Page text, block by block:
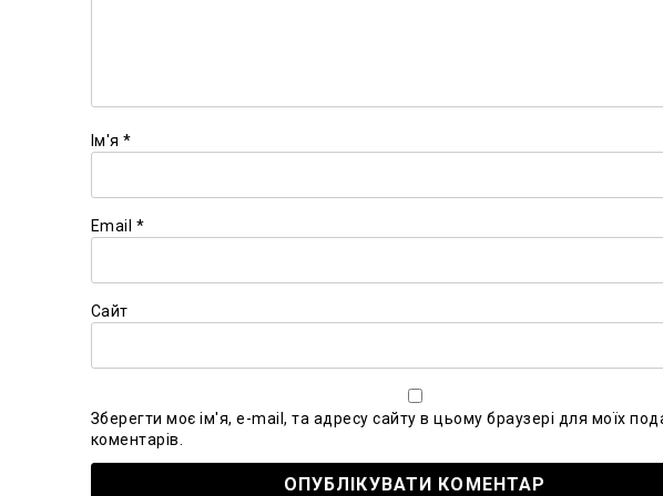
Ім'я *
Email *
Сайт
Зберегти моє ім'я, e-mail, та адресу сайту в цьому браузері для моїх
коментарів.